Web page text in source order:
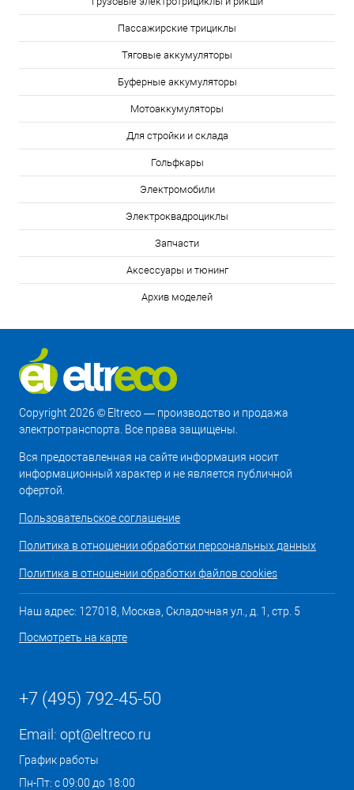
Пассажирские трициклы
Тяговые аккумуляторы
Буферные аккумуляторы
Мотоаккумуляторы
Для стройки и склада
Гольфкары
Электромобили
Электроквадроциклы
Запчасти
Аксессуары и тюнинг
Архив моделей
Copyright 2026 © Eltreco — производство и продажа
электротранспорта. Все права защищены.
Вся предоставленная на сайте информация носит
информационный характер и не является публичной
офертой.
Пользовательское соглашение
Политика в отношении обработки персональных данных
Политика в отношении обработки файлов cookies
Наш адрес: 127018, Москва, Складочная ул., д. 1, стр. 5
Посмотреть на карте
+7 (495) 792-45-50
Email: opt@eltreco.ru
График работы
Пн-Пт: с 09:00 до 18:00